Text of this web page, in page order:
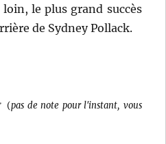
le plus grand succès
de Sydney Pollack.
(pas de note pour l'instant, vous